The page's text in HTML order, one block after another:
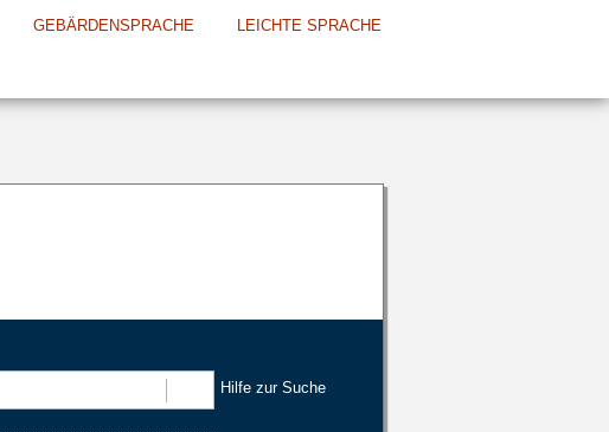
GEBÄRDENSPRACHE LEICHTE SPRACHE
Hilfe zur Suche